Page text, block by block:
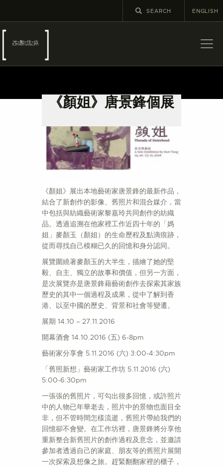
ENGLISH
《顏姐》唐景鋒個展
最新消息
展覽
教育及外展
學校課程
出版
更多攝影資訊
《顏姐》展出本地藝術家唐景鋒的最新作品，
結合了新創作的影像、舊照片和混合媒介，當
中包括與紡織藝術家黎嘉玲共同創作的紡織
品。透過追溯在他家裡工作近四十年的「媽
姐」麥顏玉（顏姐）的生命歷程及點滴痕跡，
從而尋找自己模糊已久的回憶和身分認同。
展覽圍繞著麥顏玉的大半生，描繪了她的堅
毅、自主、獨立的故事和價值，但另一方面，
是次展覽亦是唐景鋒藉藝術創作去探索其家族
歷史的其中一個過程及成果，從中了解到香
港、以至中國的歷史、背景和社會等變遷。
展期 14.10 – 27.11.2016
開幕酒會 14.10.2016 (五) 6-8pm
藝術家分享會 5.11.2016 (六) 3:00-4:30pm
「舊照新想」藝術家工作坊 5.11.2016 (六)
5:00-6:30pm
一張張的舊照片，可勾出很多回憶，或許照片
中的人物已年華老去，照片中的景物也面目全
非，但不管時間怎樣流逝，舊照片帶給我們的
回憶卻不會變。在工作坊裡，唐景鋒將分享他
重新整合新舊照片的創作過程及意念，並邀請
參加者透過自己的家庭、朋友等的舊照片展開
一次探索及想像之旅。趕緊翻翻家裡的櫃子，